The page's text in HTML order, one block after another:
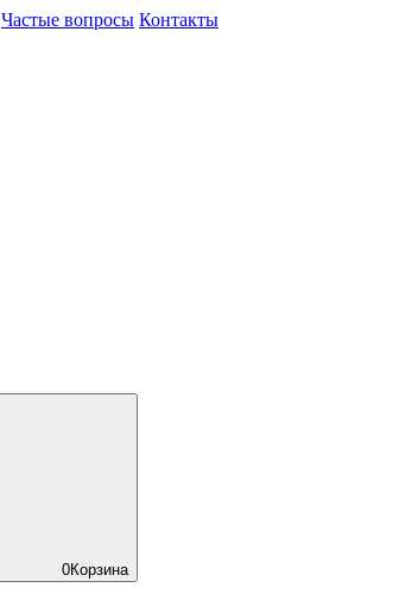
Частые вопросы Контакты
0Корзина